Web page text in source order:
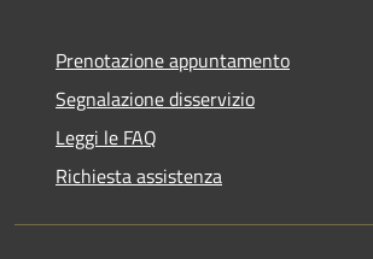
Prenotazione appuntamento
Segnalazione disservizio
Leggi le FAQ
Richiesta assistenza